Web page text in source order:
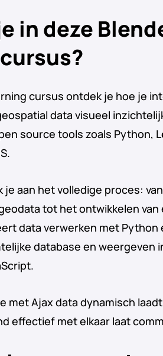
in deze
cursus ontdek je hoe je
data visueel
source tools zoals Python,
je aan het volledige proces:
tot het ontwikkelen van
data verwerken met Python
database en weergeven
met Ajax data dynamisch
effectief met elkaar laat